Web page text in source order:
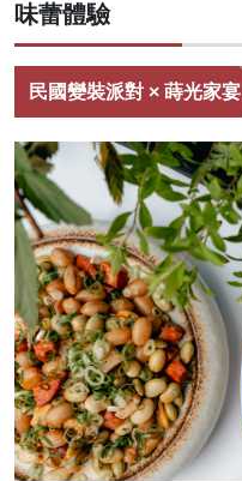
味蕾體驗
民國變裝派對 × 蒔光家宴